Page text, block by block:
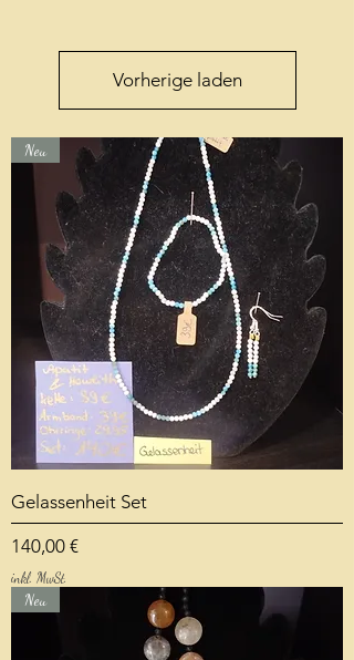
Vorherige laden
Neu
Gelassenheit Set
Preis
140,00 €
inkl. MwSt.
Neu